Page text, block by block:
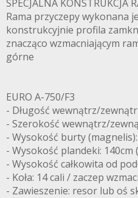
SPECJALNA KONSTRUKCJA
Rama przyczepy wykonana
konstrukcyjnie profila
znacząco wzmacniającym
górne
EURO A-750/F3
- Długość wewnątrz/
- Szerokość wewnątrz/
- Wysokość burty
- Wysokość plandeki: 140cm
- Wysokość całkowita od
- Koła: 14 cali / zaczep
- Zawieszenie: resor lub oś